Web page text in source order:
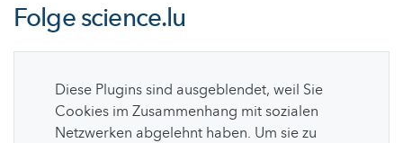
Folgescience.lu
Diese Plugins sind ausgeblendet, weil Sie
Cookies im Zusammenhang mit sozialen
Netzwerken abgelehnt haben. Um sie zu